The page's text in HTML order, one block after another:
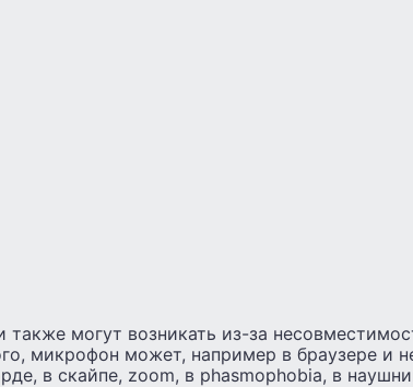
также могут возникать из-за
микрофон может, например в браузере и
в скайпе, zoom, в phasmophobia, в